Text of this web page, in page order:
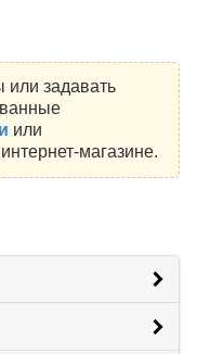
или задавать
или
магазине.